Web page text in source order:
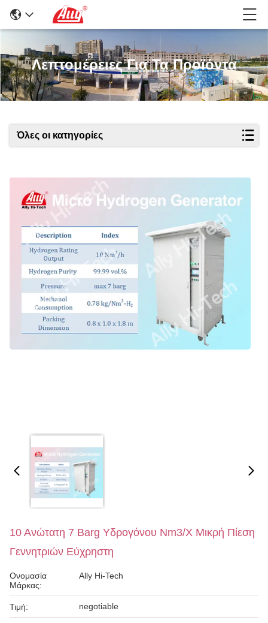
Λεπτομέρειες Για Τα Προϊόντα
Όλες οι κατηγορίες
10 Ανώτατη 7 Barg Υδρογόνου Nm3/Χ Μικρή Πίεση
Γεννητριών Εύχρηστη
Ονομασία
Μάρκας:
Ally Hi-Tech
Τιμή: negotiable